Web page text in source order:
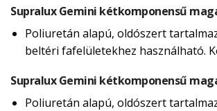
Supralux Gemini kétkomponensű
Poliuretán alapú, oldószert
beltéri fafelületekhez használható.
Supralux Gemini kétkomponensű
Poliuretán alapú, oldószert